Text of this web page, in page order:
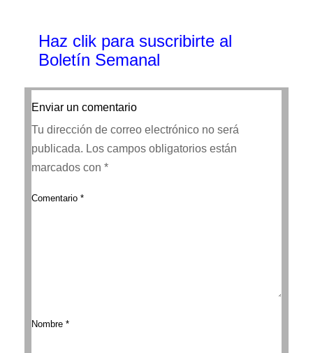
Haz clik para suscribirte al
Boletín Semanal
Enviar un comentario
Tu dirección de correo electrónico no será
publicada. Los campos obligatorios están
marcados con *
Comentario *
Nombre *